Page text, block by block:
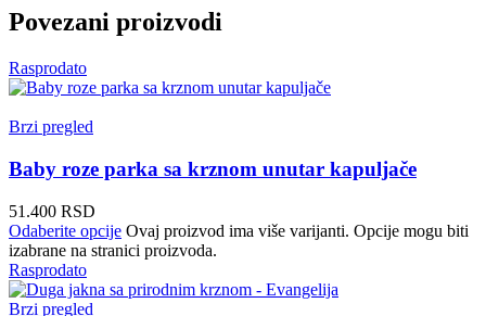
Povezani proizvodi
Rasprodato
Brzi pregled
Baby roze parka sa krznom unutar kapuljače
51.400 RSD
Odaberite opcije Ovaj proizvod ima više varijanti. Opcije mogu biti
izabrane na stranici proizvoda.
Rasprodato
Brzi pregled